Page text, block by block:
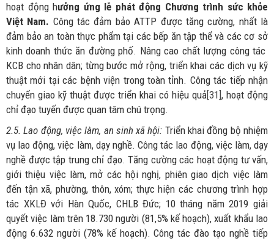
hoạt động hưởng ứng lễ phát động Chương trình sức khỏe
Việt Nam. Công tác đảm bảo ATTP được tăng cường, nhất là
đảm bảo an toàn thực phẩm tại các bếp ăn tập thể và các cơ sở
kinh doanh thức ăn đường phố. Nâng cao chất lượng công tác
KCB cho nhân dân; từng bước mở rộng, triển khai các dịch vụ kỹ
thuật mới tại các bệnh viện trong toàn tỉnh. Công tác tiếp nhận
chuyển giao kỹ thuật được triển khai có hiệu quả[31], hoạt động
chỉ đạo tuyến được quan tâm chú trọng.
2.5. Lao động, việc làm, an sinh xã hội: Triển khai đồng bộ nhiệm
vụ lao động, việc làm, dạy nghề. Công tác lao động, việc làm, dạy
nghề được tập trung chỉ đạo. Tăng cường các hoạt động tư vấn,
giới thiệu việc làm, mở các hội nghị, phiên giao dịch việc làm
đến tận xã, phường, thôn, xóm; thực hiện các chương trình hợp
tác XKLĐ với Hàn Quốc, CHLB Đức; 10 tháng năm 2019 giải
quyết việc làm trên 18.730 người (81,5% kế hoạch), xuất khẩu lao
động 6.632 người (78% kế hoạch). Công tác đào tạo nghề tiếp